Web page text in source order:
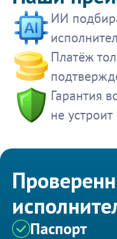
ИИ
Платёж
Гарантия
не устроит
Паспорт